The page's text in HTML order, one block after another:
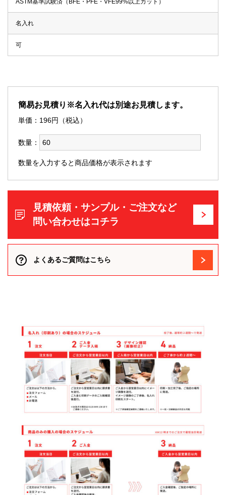
ASTM基準試験済（BFE・PFE・VFE99%以上カット）
名入れ
可
簡易お見積り※名入れ代は別途お見積します。
単価： 196円（税込）
数量：
数量を入力すると商品価格が表示されます
見積依頼・サンプル・ご注文など
問い合わせはコチラ
よくあるご質問はこちら